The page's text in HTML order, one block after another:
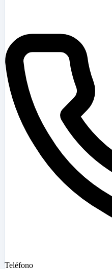
Teléfono